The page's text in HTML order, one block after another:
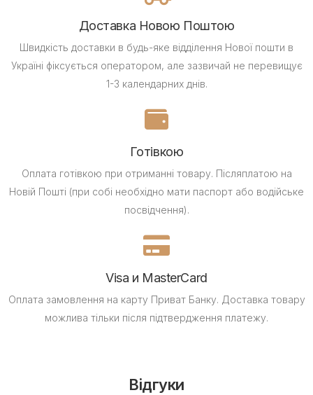
Доставка Новою Поштою
Швидкість доставки в будь-яке відділення Нової пошти в
Україні фіксується оператором, але зазвичай не перевищує
1-3 календарних днів.
Готівкою
Оплата готівкою при отриманні товару. Післяплатою на
Новій Пошті (при собі необхідно мати паспорт або водійське
посвідчення).
Visa и MasterCard
Оплата замовлення на карту Приват Банку. Доставка товару
можлива тільки після підтвердження платежу.
Відгуки